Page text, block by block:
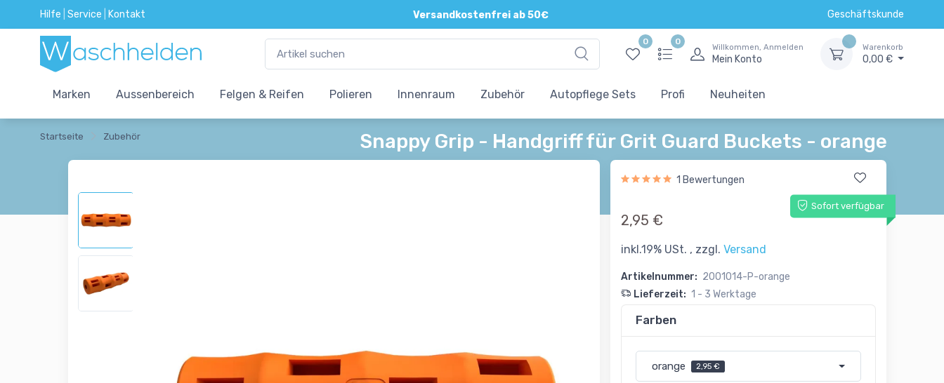
Hilfe Service Kontakt Versandkostenfrei ab 50€
Direkte und persönliche Beratung Geschäftskunde
0 0
Willkommen, Anmelden
Mein Konto
Warenkorb
0,00 €
Marken Aussenbereich Felgen & Reifen Polieren Innenraum Zubehör Autopflege Sets Profi Neuheiten
Startseite Zubehör Snappy Grip - Handgriff für Grit Guard Buckets - orange
1 Bewertungen
Sofort verfügbar
2,95 €
inkl.19% USt. , zzgl. Versand
Artikelnummer: 2001014-P-orange
Lieferzeit: 1 - 3 Werktage
Farben
orange 2,95 €